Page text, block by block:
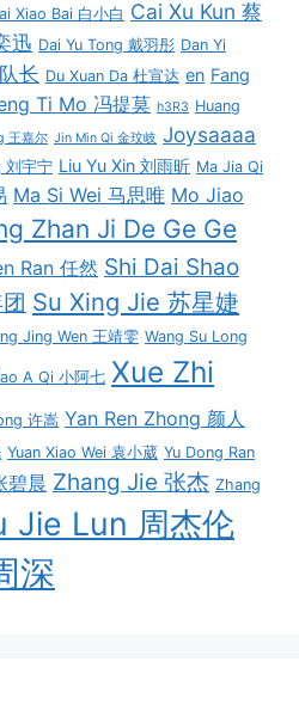
Xiao Bai 白小白 Cai Xu Kun 蔡
迅 Dai Yu Tong 戴羽彤 Dan Yi
长 Du Xuan Da 杜宣达 en Fang
Ti Mo 冯提莫 h3R3 Huang
王嘉尔 Jin Min Qi 金玟岐 Joysaaaa
刘宇宁 Liu Yu Xin 刘雨昕 Ma Jia Qi
Ma Si Wei 马思唯 Mo Jiao
Zhan Ji De Ge Ge
Ran 任然 Shi Dai Shao
Su Xing Jie 苏星婕
Jing Wen 王靖雯 Wang Su Long
A Qi 小阿七 Xue Zhi
许嵩 Yan Ren Zhong 颜人
Yuan Xiao Wei 袁小葳 Yu Dong Ran
碧晨 Zhang Jie 张杰 Zhang
Jie Lun 周杰伦
深